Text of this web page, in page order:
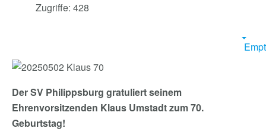
Zugriffe: 428
Der SV Philippsburg gratuliert seinem
Ehrenvorsitzenden Klaus Umstadt zum 70.
Geburtstag!